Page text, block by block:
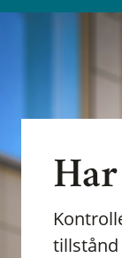
Har
tillstånd